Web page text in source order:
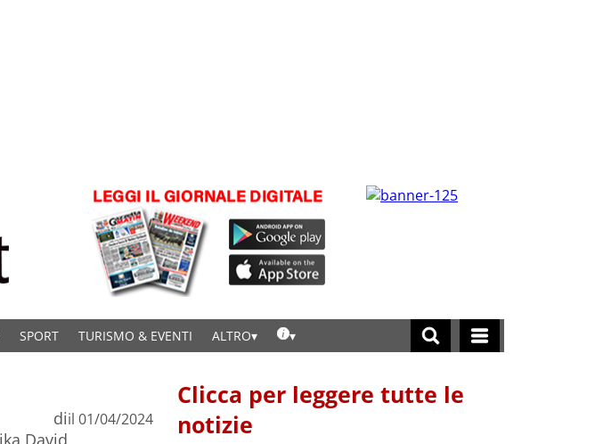
SPORT TURISMO & EVENTI ALTRO
di
David
il 01/04/2024
Clicca per leggere tutte le
notizie